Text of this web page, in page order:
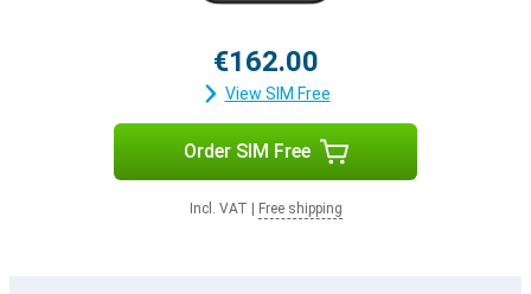
€162.00
View SIM Free
Order SIM Free
Incl. VAT Free shipping